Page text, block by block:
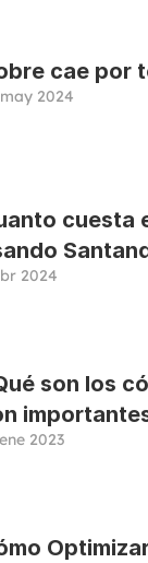
cae por
2024
cuesta
2024
son los
2023